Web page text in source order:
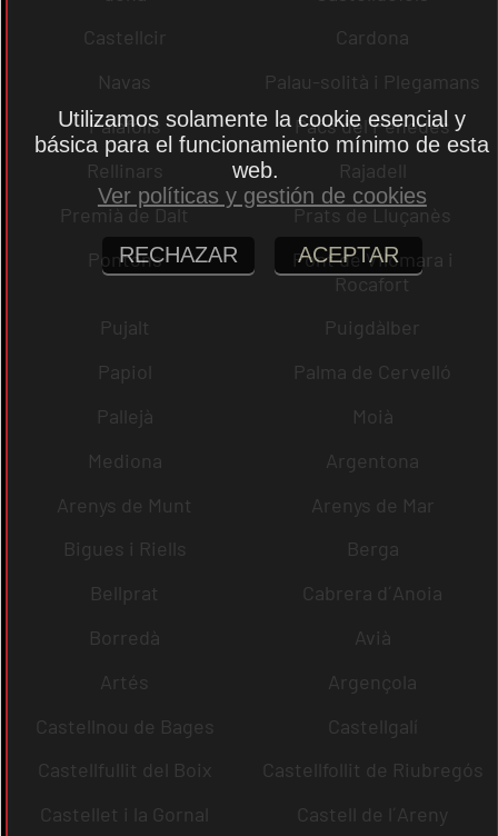
Castellcir
Cardona
Navas
Palau-solità i Plegamans
Palafolls
Pacs del Penedès
Rellinars
Rajadell
Premià de Dalt
Prats de Lluçanès
Pontons
Pont de Vilomara i
Rocafort
Pujalt
Puigdàlber
Papiol
Palma de Cervelló
Pallejà
Moià
Mediona
Argentona
Arenys de Munt
Arenys de Mar
Bigues i Riells
Berga
Bellprat
Cabrera d´Anoia
Borredà
Avià
Artés
Argençola
Castellnou de Bages
Castellgalí
Castellfullit del Boix
Castellfollit de Riubregós
Castellet i la Gornal
Castell de l´Areny
Utilizamos solamente la cookie esencial y
básica para el funcionamiento mínimo de esta
web.
Ver políticas y gestión de cookies
RECHAZAR ACEPTAR